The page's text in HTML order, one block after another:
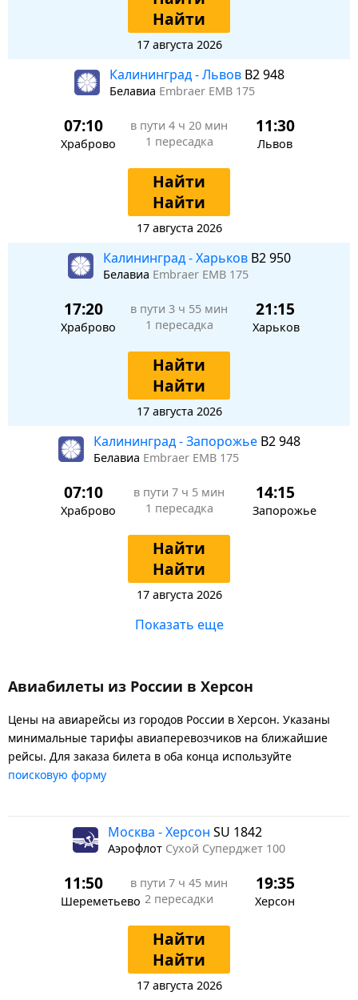
Найти
17 августа 2026
Калининград - Львов B2 948
Белавиа Embraer EMB 175
07:10
Храброво
в пути 4 ч 20 мин
1 пересадка
11:30
Львов
Найти
Найти
17 августа 2026
Калининград - Харьков B2 950
Белавиа Embraer EMB 175
17:20
Храброво
в пути 3 ч 55 мин
1 пересадка
21:15
Харьков
Найти
Найти
17 августа 2026
Калининград - Запорожье B2 948
Белавиа Embraer EMB 175
07:10
Храброво
в пути 7 ч 5 мин
1 пересадка
14:15
Запорожье
Найти
Найти
17 августа 2026
Показать еще
Авиабилеты из России в Херсон
Цены на авиарейсы из городов России в Херсон. Указаны
минимальные тарифы авиаперевозчиков на ближайшие
рейсы. Для заказа билета в оба конца используйте
поисковую форму
Москва - Херсон SU 1842
Аэрофлот Сухой Суперджет 100
11:50
Шереметьево
в пути 7 ч 45 мин
2 пересадки
19:35
Херсон
Найти
Найти
17 августа 2026